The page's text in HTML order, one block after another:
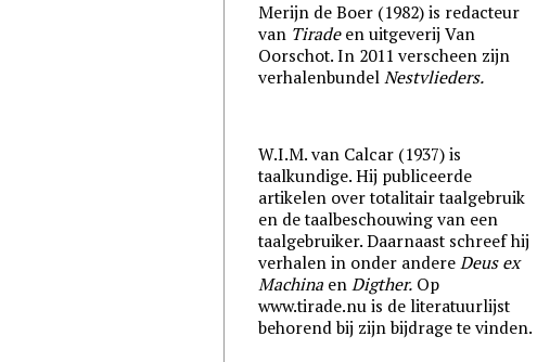
Merijn de Boer (1982) is redacteur
van Tiradeen uitgeverij Van
Oorschot. In 2011 verscheen zijn
verhalenbundelNestvlieders.
W.I.M. van Calcar (1937) is
taalkundige. Hij publiceerde
artikelen over totalitair taalgebruik
en de taalbeschouwing van een
taalgebruiker. Daarnaast schreef hij
verhalen in onder andereDeus ex
Machina enDigther. Op
www.tirade.nu is de literatuurlijst
behorend bij zijn bijdrage te vinden.